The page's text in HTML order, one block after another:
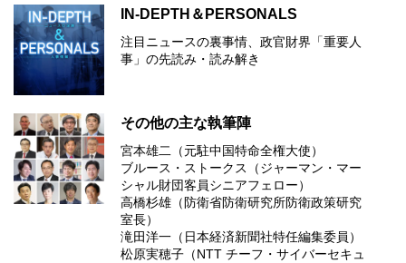
IN-DEPTH＆PERSONALS
注目ニュースの裏事情、政官財界「重要人
事」の先読み・読み解き
その他の主な執筆陣
宮本雄二（元駐中国特命全権大使）
ブルース・ストークス（ジャーマン・マー
シャル財団客員シニアフェロー）
高橋杉雄（防衛省防衛研究所防衛政策研究
室長）
滝田洋一（日本経済新聞社特任編集委員）
松原実穂子（NTT チーフ・サイバーセキュ